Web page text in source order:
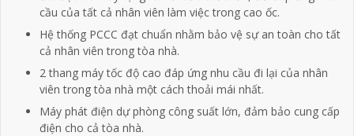
cầu của tất cả nhân viên làm việc trong cao ốc.
Hệ thống PCCC đạt chuẩn nhằm bảo vệ sự an toàn cho tất
cả nhân viên trong tòa nhà.
2 thang máy tốc độ cao đáp ứng nhu cầu đi lại của nhân
viên trong tòa nhà một cách thoải mái nhất.
Máy phát điện dự phòng công suất lớn, đảm bảo cung cấp
điện cho cả tòa nhà.